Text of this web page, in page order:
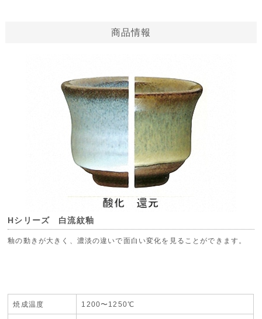
商品情報
Hシリーズ 白流紋釉
釉の動きが大きく、濃淡の違いで面白い変化を見ることができます。
焼成温度 1200〜1250℃